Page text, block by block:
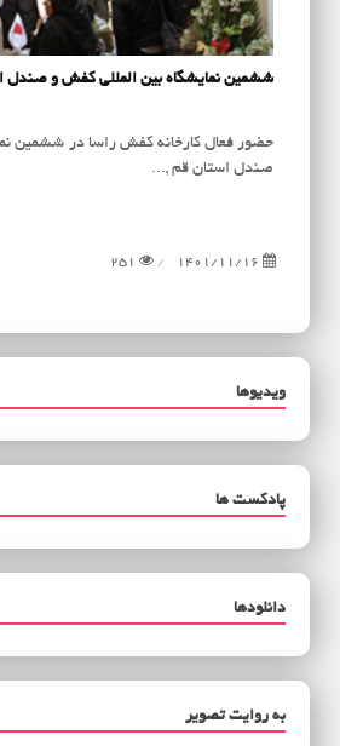
ششمین نمایشگاه بین المللی کفش و صندل
حضور فعال کارخانه کفش راسا در ششمین
صندل استان قم ,...
1401/11/16
251
ویدیوها
پادکست ها
دانلودها
به روایت تصویر